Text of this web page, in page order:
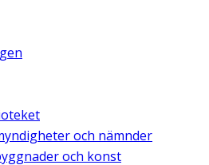
och nämnder
och konst